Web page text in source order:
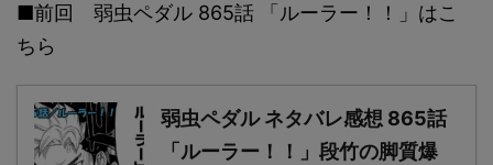
■前回 弱虫ペダル 865話 「ルーラー！！」はこ
ちら
弱虫ペダル ネタバレ感想 865話
「ルーラー！！」段竹の脚質爆